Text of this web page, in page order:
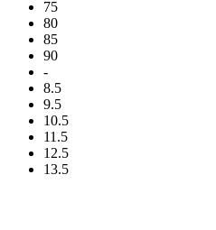
75
80
85
90
-
8.5
9.5
10.5
11.5
12.5
13.5